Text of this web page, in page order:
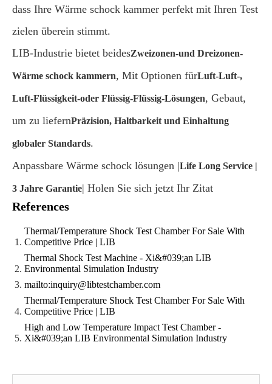
dass Ihre Wärme schock kammer perfekt mit Ihren Test
zielen überein stimmt.
LIB-Industrie bietet beidesZweizonen-und Dreizonen-
Wärme schock kammern, Mit Optionen fürLuft-Luft-,
Luft-Flüssigkeit-oder Flüssig-Flüssig-Lösungen, Gebaut,
um zu liefernPräzision, Haltbarkeit und Einhaltung
globaler Standards.
Anpassbare Wärme schock lösungen |Life Long Service |
3 Jahre Garantie| Holen Sie sich jetzt Ihr Zitat
References
Thermal/Temperature Shock Test Chamber For Sale With
Competitive Price | LIB
Thermal Shock Test Machine - Xi&#039;an LIB
Environmental Simulation Industry
mailto:inquiry@libtestchamber.com
Thermal/Temperature Shock Test Chamber For Sale With
Competitive Price | LIB
High and Low Temperature Impact Test Chamber -
Xi&#039;an LIB Environmental Simulation Industry